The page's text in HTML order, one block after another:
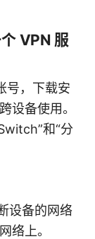
VPN 服
号，下载安
设备使用。
和“分
设备的网络
络上。